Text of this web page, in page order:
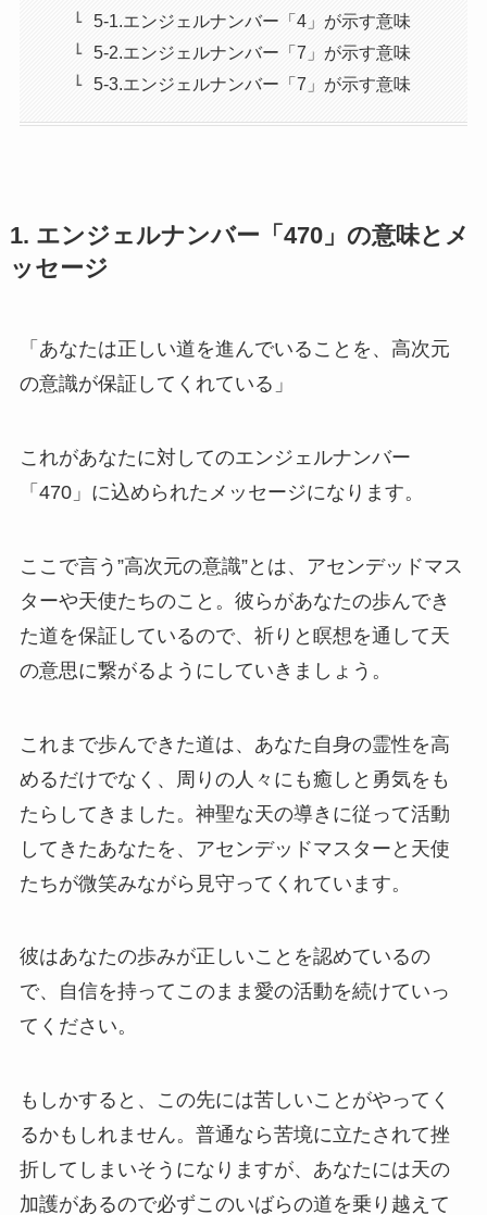
5-1.エンジェルナンバー「4」が示す意味
5-2.エンジェルナンバー「7」が示す意味
5-3.エンジェルナンバー「7」が示す意味
1. エンジェルナンバー「470」の意味とメ
ッセージ
「あなたは正しい道を進んでいることを、高次元
の意識が保証してくれている」
これがあなたに対してのエンジェルナンバー
「470」に込められたメッセージになります。
ここで言う”高次元の意識”とは、アセンデッドマス
ターや天使たちのこと。彼らがあなたの歩んでき
た道を保証しているので、祈りと瞑想を通して天
の意思に繋がるようにしていきましょう。
これまで歩んできた道は、あなた自身の霊性を高
めるだけでなく、周りの人々にも癒しと勇気をも
たらしてきました。神聖な天の導きに従って活動
してきたあなたを、アセンデッドマスターと天使
たちが微笑みながら見守ってくれています。
彼はあなたの歩みが正しいことを認めているの
で、自信を持ってこのまま愛の活動を続けていっ
てください。
もしかすると、この先には苦しいことがやってく
るかもしれません。普通なら苦境に立たされて挫
折してしまいそうになりますが、あなたには天の
加護があるので必ずこのいばらの道を乗り越えて